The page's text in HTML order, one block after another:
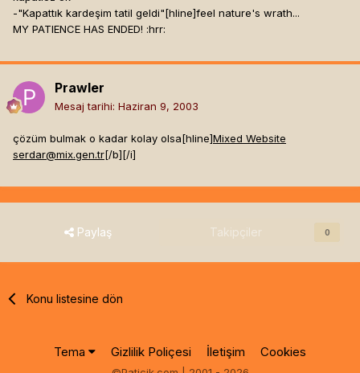
-"Kapattık kardeşim tatil geldi"[hline]feel nature's wrath...
MY PATIENCE HAS ENDED! :hrr:
Prawler
Mesaj tarihi: Haziran 9, 2003
çözüm bulmak o kadar kolay olsa[hline]Mixed Website
serdar@mix.gen.tr[/b][/i]
Paylaş Takipçiler 0
Konu listesine dön
Tema Gizlilik Poliçesi İletişim Cookies